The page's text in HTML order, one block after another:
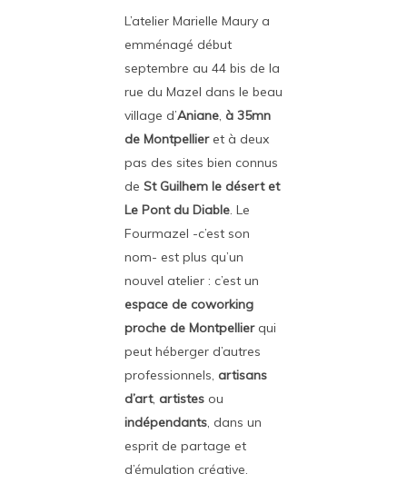
L’atelier Marielle Maury a
emménagé début
septembre au 44 bis de la
rue du Mazel dans le beau
village d’Aniane, à 35mn
de Montpellieret à deux
pas des sites bien connus
de St Guilhem le désert et
Le Pont du Diable. Le
Fourmazel -c’est son
nom- est plus qu’un
nouvel atelier : c’est un
espace de coworking
proche de Montpellierqui
peut héberger d’autres
professionnels, artisans
d’art, artistes ou
indépendants, dans un
esprit de partage et
d’émulation créative.